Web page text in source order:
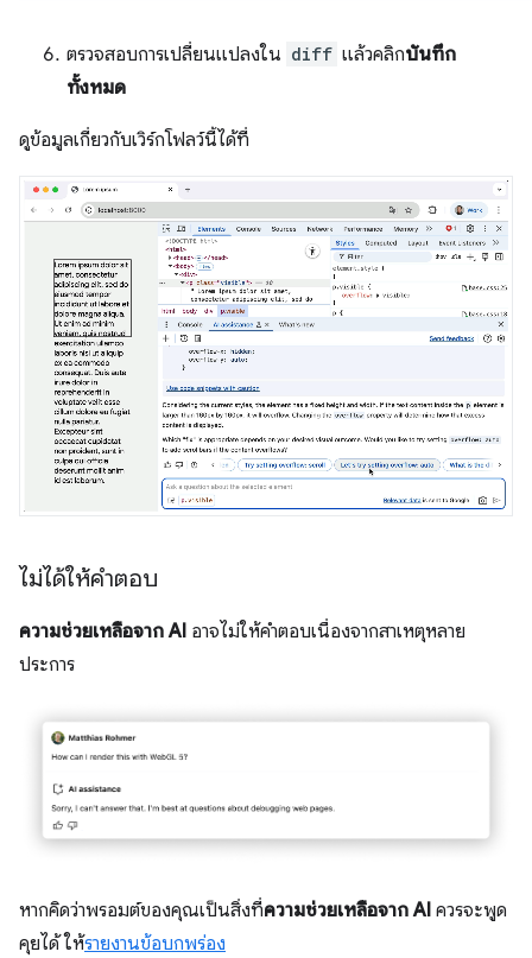
ตรวจสอบการเปลี่ยนแปลงใน diff แล้วคลิกบันทึก
ทั้งหมด
ดูข้อมูลเกี่ยวกับเวิร์กโฟลว์นี้ได้ที่
ไม่ได้ให้คำตอบ
ความช่วยเหลือจาก AI อาจไม่ให้คำตอบเนื่องจากสาเหตุหลาย
ประการ
หากคิดว่าพรอมต์ของคุณเป็นสิ่งที่ความช่วยเหลือจาก AI ควรจะพูด
คุยได้ ให้รายงานข้อบกพร่อง